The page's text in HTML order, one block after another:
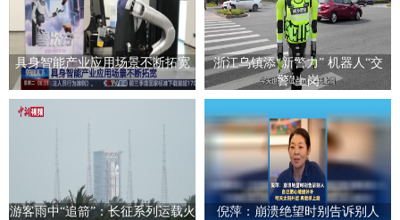
具身智能产业应用场景不断拓宽
浙江乌镇添“新警力” 机器人“交
警”上岗
游客雨中“追箭”：长征系列运载火
倪萍：崩溃绝望时别告诉别人